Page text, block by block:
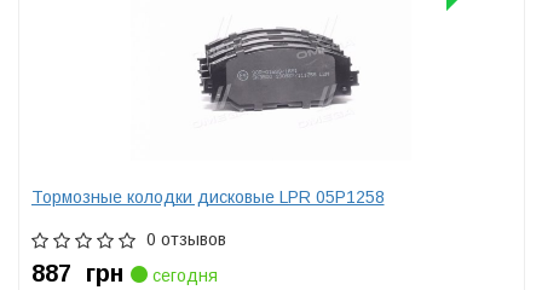
Тормозные колодки дисковые LPR 05P1258
0 отзывов
887 грн
сегодня